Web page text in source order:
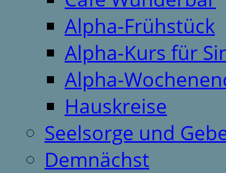
Alpha-Frühstück
Alpha-Kurs für
Alpha-
Hauskreise
Seelsorge und
Demnächst